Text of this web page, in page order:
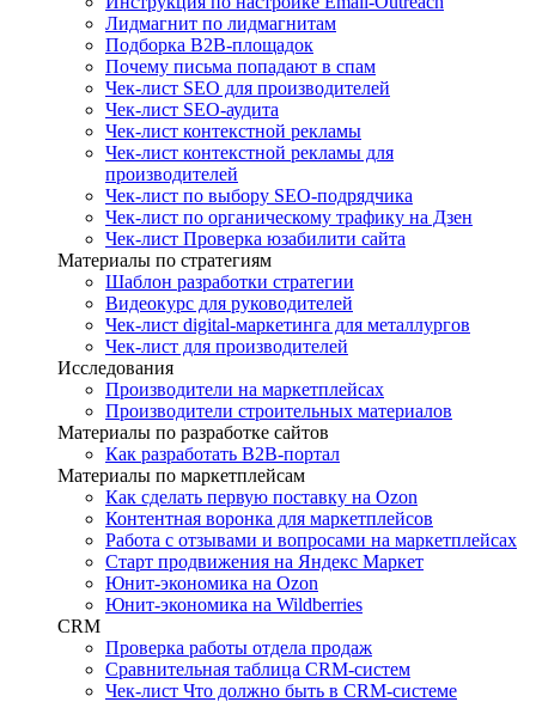
Лидмагнит по лидмагнитам
Подборка B2B-площадок
Почему письма попадают в спам
Чек-лист SEO для производителей
Чек-лист SEO-аудита
Чек-лист контекстной рекламы
Чек-лист контекстной рекламы для
производителей
Чек-лист по выбору SEO-подрядчика
Чек-лист по органическому трафику на Дзен
Чек-лист Проверка юзабилити сайта
Материалы по стратегиям
Шаблон разработки стратегии
Видеокурс для руководителей
Чек-лист digital-маркетинга для металлургов
Чек-лист для производителей
Исследования
Производители на маркетплейсах
Производители строительных материалов
Материалы по разработке сайтов
Как разработать B2B-портал
Материалы по маркетплейсам
Как сделать первую поставку на Ozon
Контентная воронка для маркетплейсов
Работа с отзывами и вопросами на маркетплейсах
Старт продвижения на Яндекс Маркет
Юнит-экономика на Ozon
Юнит-экономика на Wildberries
CRM
Проверка работы отдела продаж
Сравнительная таблица CRM-систем
Чек-лист Что должно быть в CRM-системе